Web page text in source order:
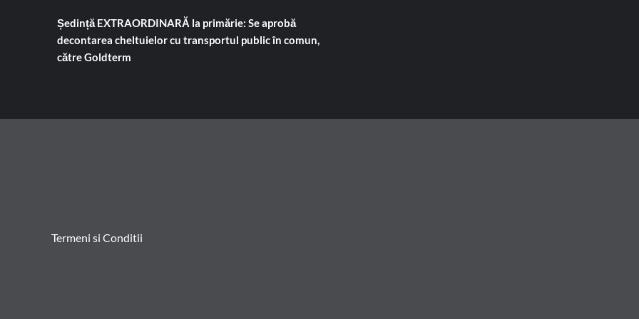
Ședință EXTRAORDINARĂ la primărie: Se aprobă
decontarea cheltuielor cu transportul public în comun,
către Goldterm
Termeni si Conditii